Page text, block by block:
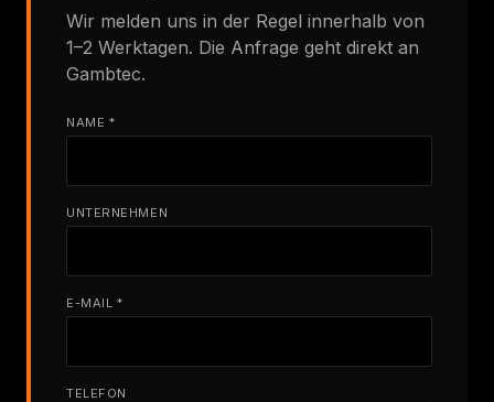
Wir melden uns in der Regel innerhalb von
1–2 Werktagen. Die Anfrage geht direkt an
Gambtec.
NAME *
UNTERNEHMEN
E-MAIL *
TELEFON